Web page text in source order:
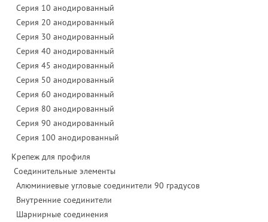
Серия 10 анодированный
Серия 20 анодированный
Серия 30 анодированный
Серия 40 анодированный
Серия 45 анодированный
Серия 50 анодированный
Серия 60 анодированный
Серия 80 анодированный
Серия 90 анодированный
Серия 100 анодированный
Крепеж для профиля
Соединительные элементы
Алюминиевые угловые соединители 90 градусов
Внутренние соединители
Шарнирные соединения